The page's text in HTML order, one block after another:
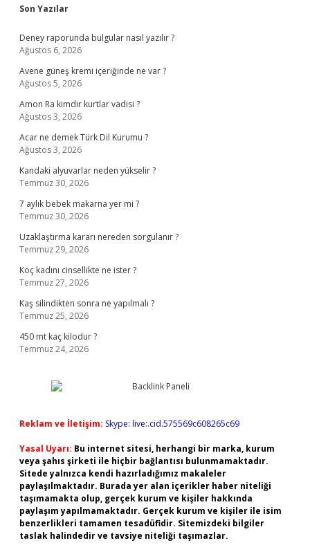
Sidebar
Son Yazılar
Deney raporunda bulgular nasıl yazılır ?
Ağustos 6, 2026
Avene güneş kremi içeriğinde ne var ?
Ağustos 5, 2026
Amon Ra kimdir kurtlar vadisi ?
Ağustos 3, 2026
Acar ne demek Türk Dil Kurumu ?
Ağustos 3, 2026
Kandaki alyuvarlar neden yükselir ?
Temmuz 30, 2026
7 aylık bebek makarna yer mi ?
Temmuz 30, 2026
Uzaklaştırma kararı nereden sorgulanır ?
Temmuz 29, 2026
Koç kadını cinsellikte ne ister ?
Temmuz 27, 2026
Kaş silindikten sonra ne yapılmalı ?
Temmuz 25, 2026
450 mt kaç kilodur ?
Temmuz 24, 2026
Reklam ve İletişim: Skype: live:.cid.575569c608265c69
Yasal Uyarı: Bu internet sitesi, herhangi bir marka, kurum
veya şahıs şirketi ile hiçbir bağlantısı bulunmamaktadır.
Sitede yalnızca kendi hazırladığımız makaleler
paylaşılmaktadır. Burada yer alan içerikler haber niteliği
taşımamakta olup, gerçek kurum ve kişiler hakkında
paylaşım yapılmamaktadır. Gerçek kurum ve kişiler ile isim
benzerlikleri tamamen tesadüfidir. Sitemizdeki bilgiler
taslak halindedir ve tavsiye niteliği taşımazlar.